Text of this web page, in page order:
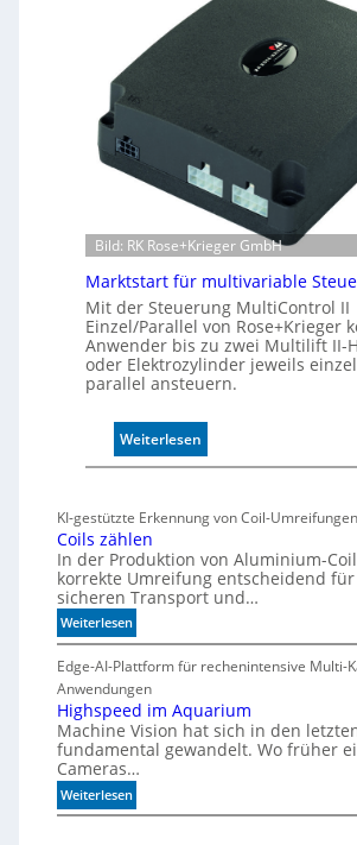
k
e
g
s
e
n
s
o
r
ü
b
e
r
w
a
t
t
h
e
m
i
c
h
e
Bild: RK Rose+Krieger GmbH
Marktstart für multivariable
Mit der Steuerung MultiControl II
Einzel/Parallel von Rose+Krieger
Anwender bis zu zwei Multilift II-
oder Elektrozylinder jeweils
parallel ansteuern.
Weiterlesen:
M
k
s
t
r
t
ü
r
m
t
KI-gestützte Erkennung von Coil-Umreifungen
Coils zählen
In der Produktion von Aluminium-
korrekte Umreifung entscheidend
sicheren Transport und…
Weiterlesen:
C
o
i
l
s
z
ä
h
l
Edge-AI-Plattform für rechenintensive Multi-
Anwendungen
Highspeed im Aquarium
Machine Vision hat sich in den
fundamental gewandelt. Wo früher
Cameras…
Weiterlesen:
H